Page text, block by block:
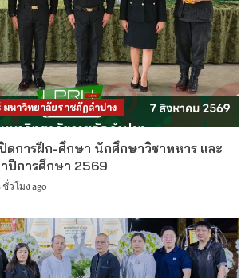
หาวิทยาลัยราชภัฏลำปาง
ดการฝึก-ศึกษา นักศึกษาวิชาทหาร และ
ปีการศึกษา 2569
ชั่วโมง ago